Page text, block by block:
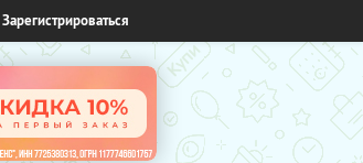
Зарегистрироваться